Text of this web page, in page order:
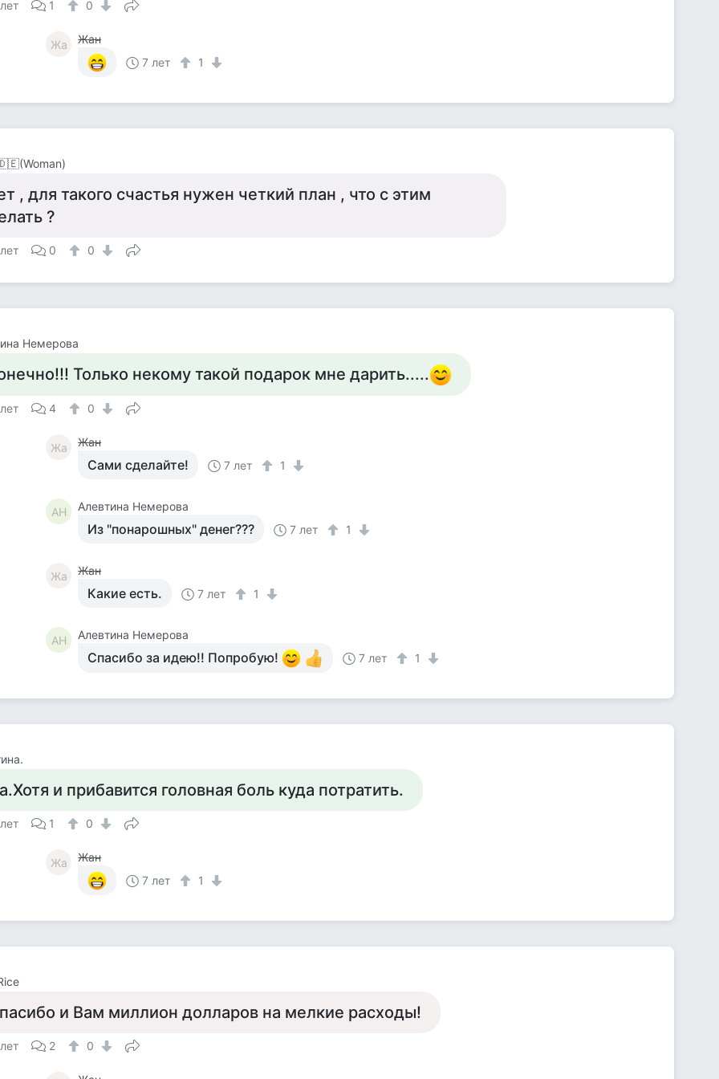
1 0
Жа
Жан
7 лет
1
, для такого счастья нужен четкий план , что с этим
?
0 0
Немерова
Только некому такой подарок мне дарить.....
4 0
Жа Жан
Сами сделайте! 7 лет 1
АН Алевтина Немерова
Из "понарошных" денег??? 7 лет 1
Жа Жан
Какие есть. 7 лет 1
АН Алевтина Немерова
Спасибо за идею!! Попробую! 7 лет 1
и прибавится головная боль куда потратить.
1 0
Жа
Жан
7 лет
1
и Вам миллион долларов на мелкие расходы!
2 0